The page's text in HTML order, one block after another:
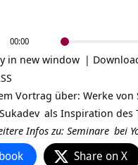
00:00
in new window |
Vortrag über: Werke von
Sukadev als Inspiration des
Infos zu: Seminare bei
Share on X